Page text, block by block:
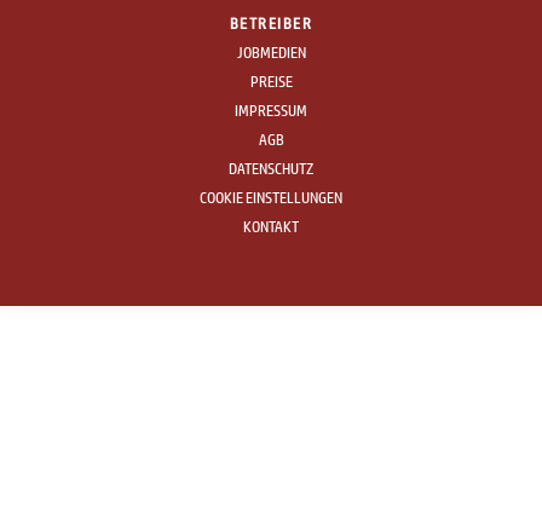
BETREIBER
JOBMEDIEN
PREISE
IMPRESSUM
AGB
DATENSCHUTZ
COOKIE EINSTELLUNGEN
KONTAKT